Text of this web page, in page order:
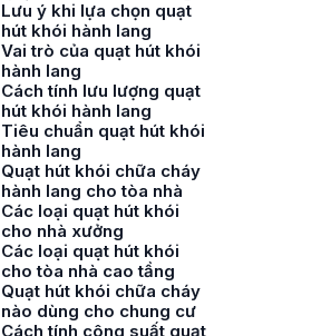
Lưu ý khi lựa chọn quạt
hút khói hành lang
Vai trò của quạt hút khói
hành lang
Cách tính lưu lượng quạt
hút khói hành lang
Tiêu chuẩn quạt hút khói
hành lang
Quạt hút khói chữa cháy
hành lang cho tòa nhà
Các loại quạt hút khói
cho nhà xưởng
Các loại quạt hút khói
cho tòa nhà cao tầng
Quạt hút khói chữa cháy
nào dùng cho chung cư
Cách tính công suất quạt